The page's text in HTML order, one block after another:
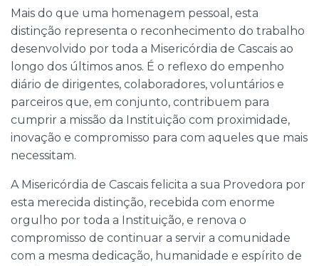
Mais do que uma homenagem pessoal, esta
distinção representa o reconhecimento do trabalho
desenvolvido por toda a Misericórdia de Cascais ao
longo dos últimos anos. É o reflexo do empenho
diário de dirigentes, colaboradores, voluntários e
parceiros que, em conjunto, contribuem para
cumprir a missão da Instituição com proximidade,
inovação e compromisso para com aqueles que mais
necessitam.
A Misericórdia de Cascais felicita a sua Provedora por
esta merecida distinção, recebida com enorme
orgulho por toda a Instituição, e renova o
compromisso de continuar a servir a comunidade
com a mesma dedicação, humanidade e espírito de